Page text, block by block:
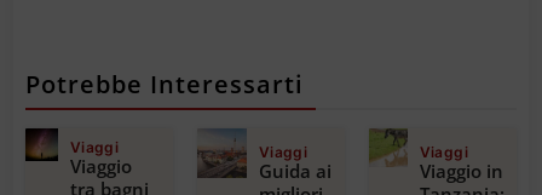
Potrebbe Interessarti
Viaggi
Viaggio
tra bagni
Viaggi
Guida ai
Viaggi
Viaggio in